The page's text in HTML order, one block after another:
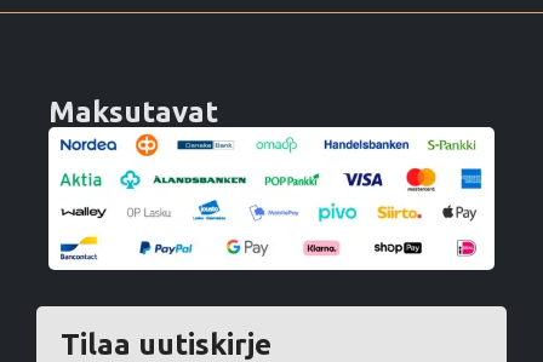
Maksutavat
Tilaa uutiskirje